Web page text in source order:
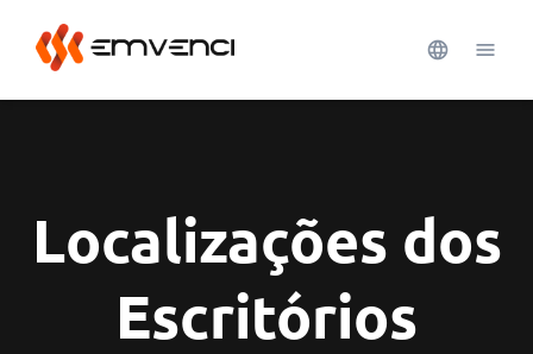
Localizações dos
Escritórios